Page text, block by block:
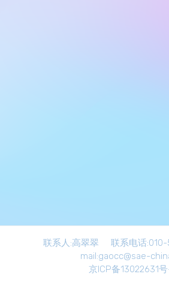
联系人:高翠翠 联系电话
mail:gaocc@sae-
京ICP备13022631